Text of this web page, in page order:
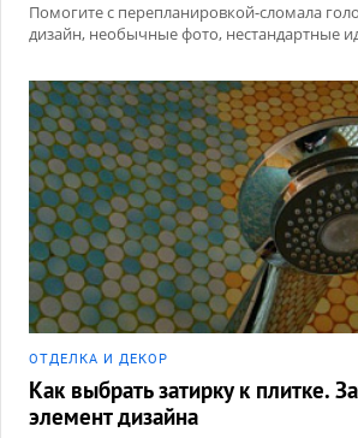
Помогите с перепланировкой-сломала
дизайн, необычные фото, нестандартные
ОТДЕЛКА И ДЕКОР
Как выбрать затирку к плитке.
элемент дизайна